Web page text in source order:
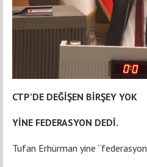
CTP’DE DEĞİŞEN BİRŞEY YOK
YİNE FEDERASYON DEDİ.
Tufan Erhürman yine